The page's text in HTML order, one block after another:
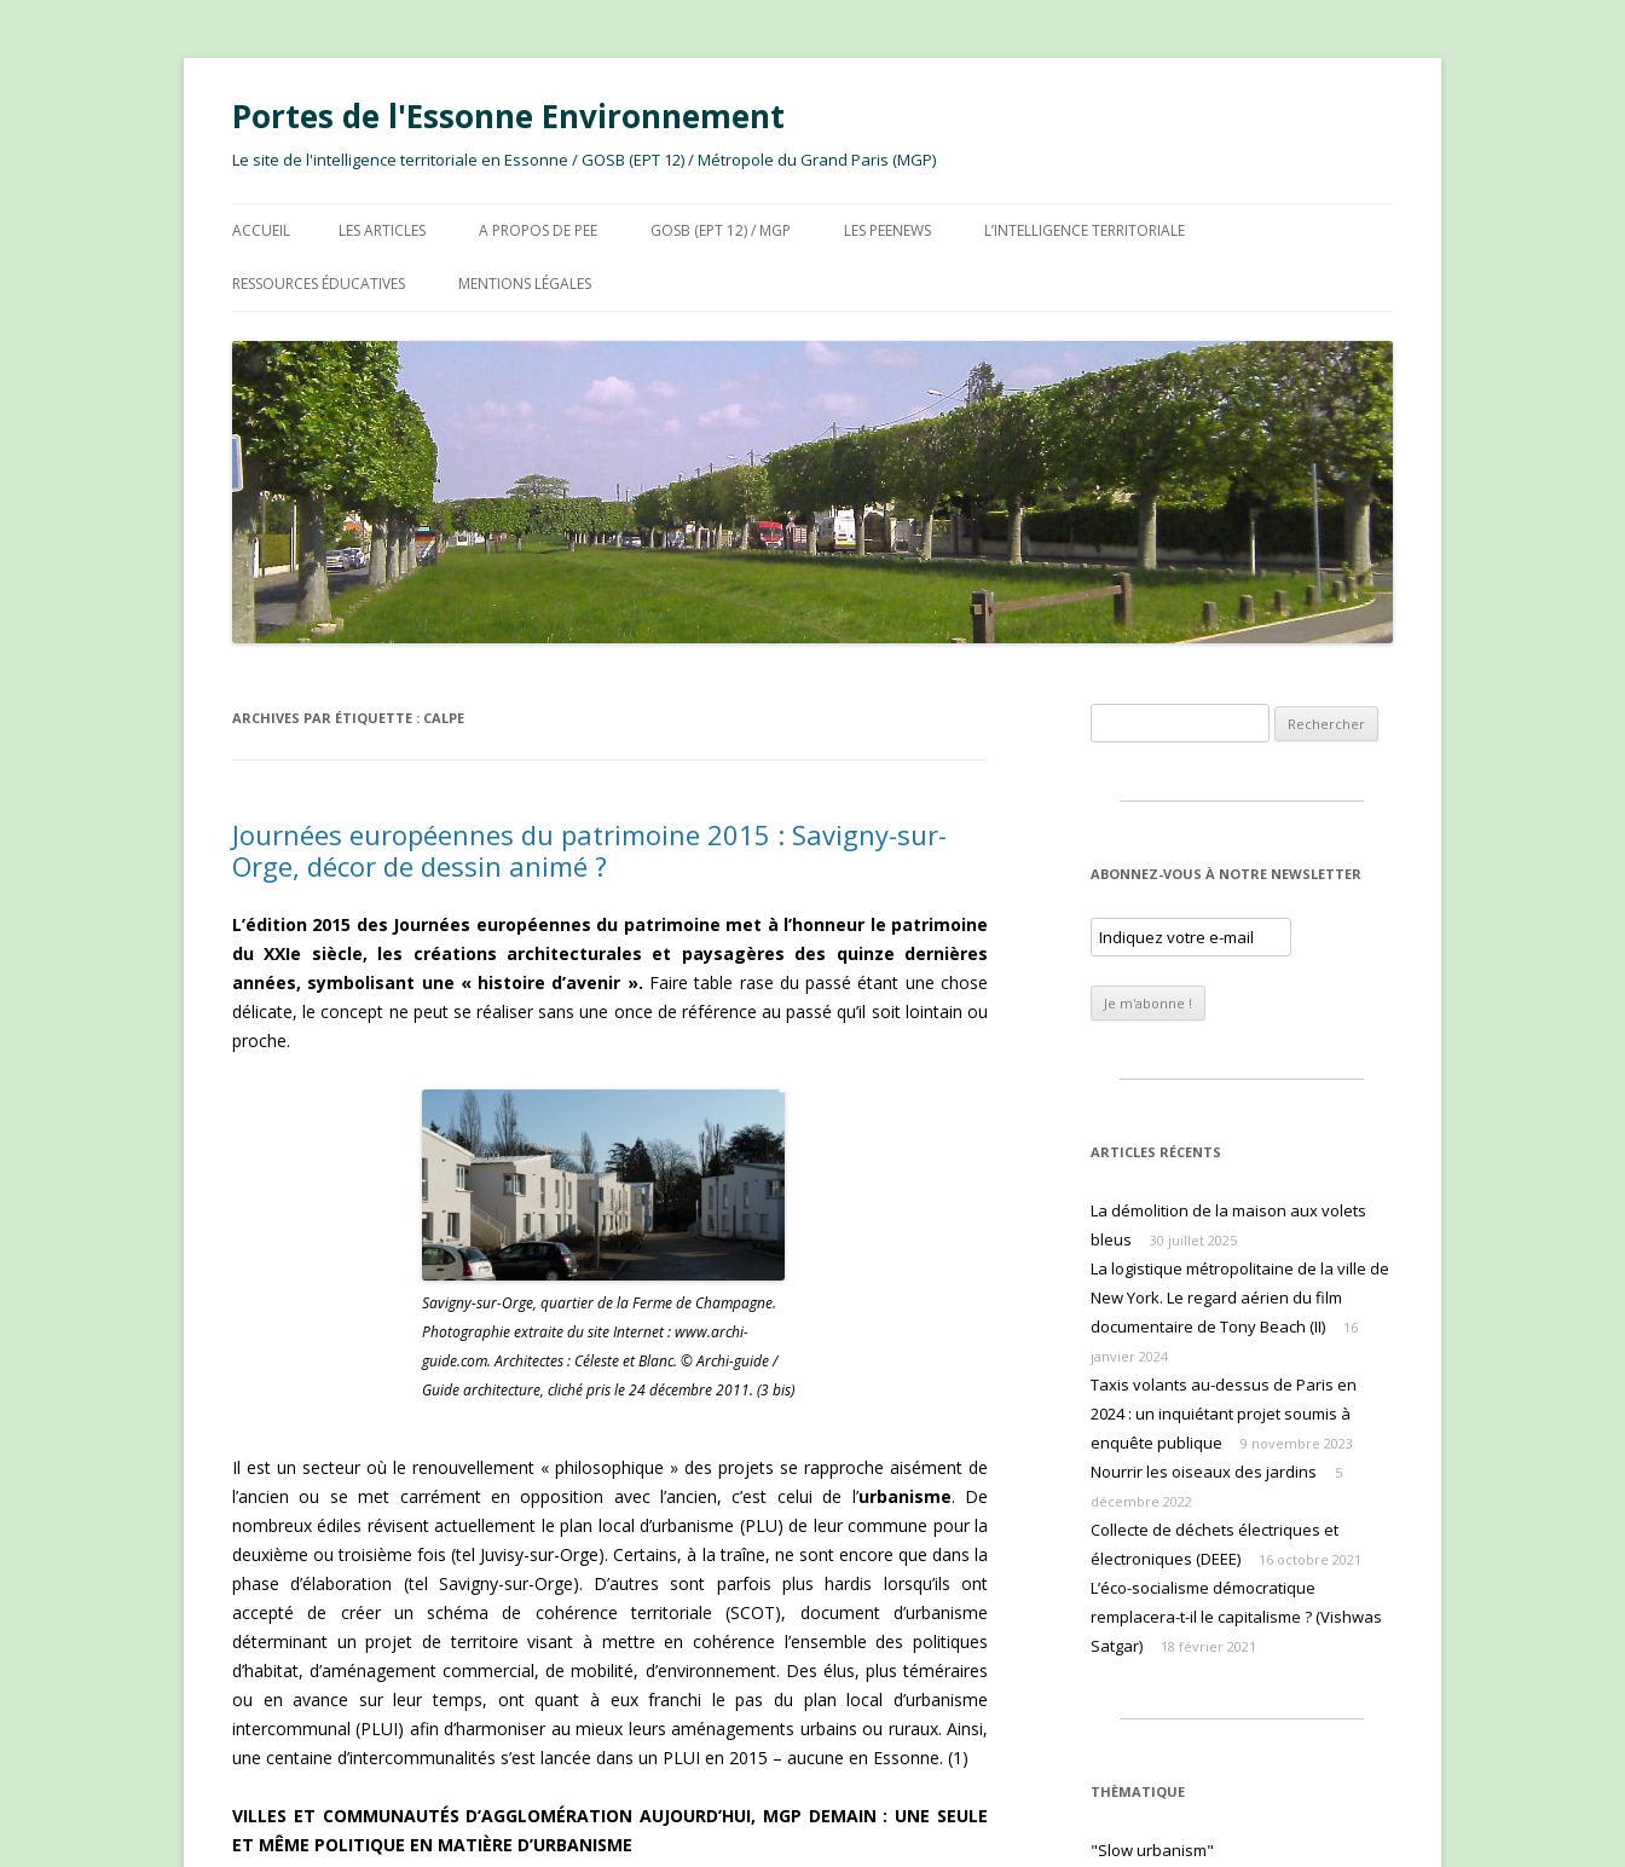
Portes de l'Essonne Environnement
Le site de l'intelligence territoriale en Essonne / GOSB (EPT 12) / Métropole du Grand Paris (MGP)
ACCUEIL LES ARTICLES A PROPOS DE PEE GOSB (EPT 12) / MGP LES PEENEWS L’INTELLIGENCE TERRITORIALE
RESSOURCES ÉDUCATIVES MENTIONS LÉGALES
ARCHIVES PAR ÉTIQUETTE : CALPE
Journées européennes du patrimoine 2015 : Savigny-sur-
Orge, décor de dessin animé ?
L’édition 2015 des Journées européennes du patrimoine met à l’honneur le patrimoine
du XXIe siècle, les créations architecturales et paysagères des quinze dernières
années, symbolisant une « histoire d’avenir ». Faire table rase du passé étant une chose
délicate, le concept ne peut se réaliser sans une once de référence au passé qu’il soit lointain ou
proche.
Savigny-sur-Orge, quartier de la Ferme de Champagne.
Photographie extraite du site Internet : www.archi-
guide.com. Architectes : Céleste et Blanc. © Archi-guide /
Guide architecture, cliché pris le 24 décembre 2011. (3 bis)
Il est un secteur où le renouvellement « philosophique » des projets se rapproche aisément de
l’ancien ou se met carrément en opposition avec l’ancien, c’est celui de l’urbanisme. De
nombreux édiles révisent actuellement le plan local d’urbanisme (PLU) de leur commune pour la
deuxième ou troisième fois (tel Juvisy-sur-Orge). Certains, à la traîne, ne sont encore que dans la
phase d’élaboration (tel Savigny-sur-Orge). D’autres sont parfois plus hardis lorsqu’ils ont
accepté de créer un schéma de cohérence territoriale (SCOT), document d’urbanisme
déterminant un projet de territoire visant à mettre en cohérence l’ensemble des politiques
d’habitat, d’aménagement commercial, de mobilité, d’environnement. Des élus, plus téméraires
ou en avance sur leur temps, ont quant à eux franchi le pas du plan local d’urbanisme
intercommunal (PLUI) afin d’harmoniser au mieux leurs aménagements urbains ou ruraux. Ainsi,
une centaine d’intercommunalités s’est lancée dans un PLUI en 2015 – aucune en Essonne. (1)
VILLES ET COMMUNAUTÉS D’AGGLOMÉRATION AUJOURD’HUI, MGP DEMAIN : UNE SEULE
ET MÊME POLITIQUE EN MATIÈRE D’URBANISME
ABONNEZ-VOUS À NOTRE NEWSLETTER
ARTICLES RÉCENTS
La démolition de la maison aux volets
bleus
30 juillet 2025
La logistique métropolitaine de la ville de
New York. Le regard aérien du film
documentaire de Tony Beach (II)
16
janvier 2024
Taxis volants au-dessus de Paris en
2024 : un inquiétant projet soumis à
enquête publique
9 novembre 2023
Nourrir les oiseaux des jardins
5
décembre 2022
Collecte de déchets électriques et
électroniques (DEEE)
16 octobre 2021
L’éco-socialisme démocratique
remplacera-t-il le capitalisme ? (Vishwas
Satgar)
18 février 2021
THÈMATIQUE
"Slow urbanism"